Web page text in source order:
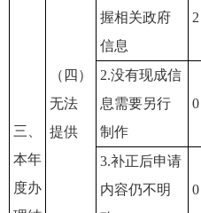
三、
本年
度办
（四）
无法
提供
握相关政府
信息
2
2.没有现成信
息需要另行
制作
0
3.补正后申请
内容仍不明
0